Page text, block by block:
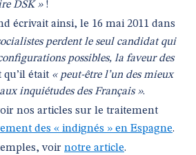
DSK »!
écrivait ainsi, le 16 mai 2011 dans
perdent le seul candidat qui
possibles, la faveur des
était « peut-être l’un des mieux
inquiétudes des Français ».
nos articles sur le traitement
des « indignés » en Espagne.
voir notre article.